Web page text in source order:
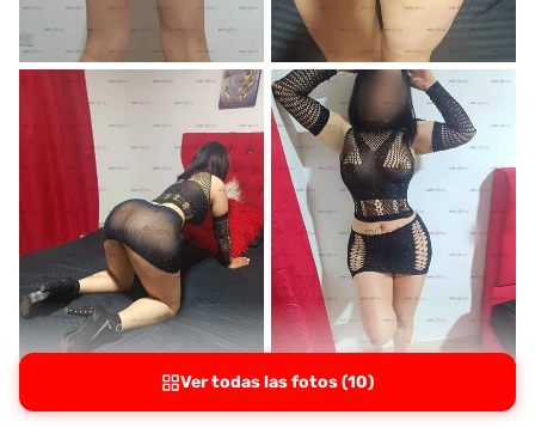
Ver todas las fotos (10)